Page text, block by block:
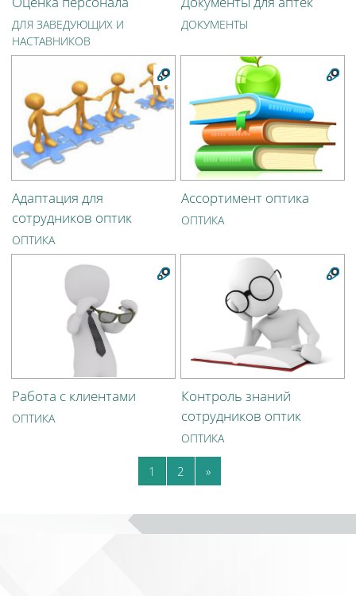
ДЛЯ ЗАВЕДУЮЩИХ И
НАСТАВНИКОВ
ДОКУМЕНТЫ
Адаптация для
сотрудников оптик
ОПТИКА
Ассортимент оптика
ОПТИКА
Работа с клиентами
ОПТИКА
Контроль знаний
сотрудников оптик
ОПТИКА
1 (текущая)
2 »Далее